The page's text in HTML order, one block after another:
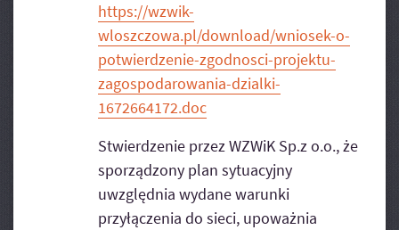
https://wzwik-
wloszczowa.pl/download/wniosek-o-
potwierdzenie-zgodnosci-projektu-
zagospodarowania-dzialki-
1672664172.doc
Stwierdzenie przez WZWiK Sp.z o.o., że
sporządzony plan sytuacyjny
uwzględnia wydane warunki
przyłączenia do sieci, upoważnia